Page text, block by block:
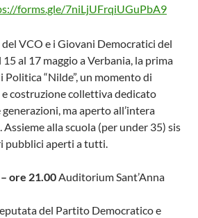
forms.gle/7niLjUFrqiUGuPbA9
VCO e i Giovani Democratici del
al 17 maggio a Verbania, la prima
Politica “Nilde”, un momento di
costruzione collettiva dedicato
ma aperto all’intera
alla scuola (per under 35) sis
pubblici aperti a tutti.
ore 21.00Auditorium Sant’Anna
del Partito Democratico e